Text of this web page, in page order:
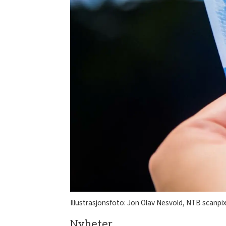
Illustrasjonsfoto: Jon Olav Nesvold, NTB